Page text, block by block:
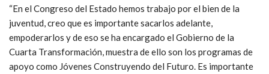
“En el Congreso del Estado hemos trabajo por el bien de la
juventud, creo que es importante sacarlos adelante,
empoderarlos y de eso se ha encargado el Gobierno de la
Cuarta Transformación, muestra de ello son los programas de
apoyo como Jóvenes Construyendo del Futuro. Es importante